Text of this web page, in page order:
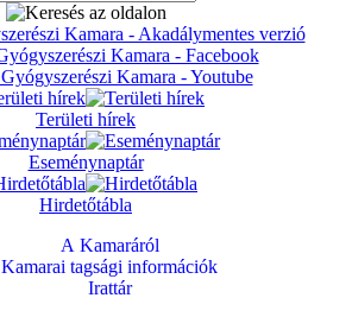
Területi hírek
Eseménynaptár
Hirdetőtábla
A Kamaráról
Kamarai tagsági információk
Irattár